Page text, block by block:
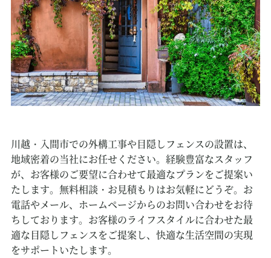
川越・入間市での外構工事や目隠しフェンスの設置は、
地域密着の当社にお任せください。経験豊富なスタッフ
が、お客様のご要望に合わせて最適なプランをご提案い
たします。無料相談・お見積もりはお気軽にどうぞ。お
電話やメール、ホームページからのお問い合わせをお待
ちしております。お客様のライフスタイルに合わせた最
適な目隠しフェンスをご提案し、快適な生活空間の実現
をサポートいたします。